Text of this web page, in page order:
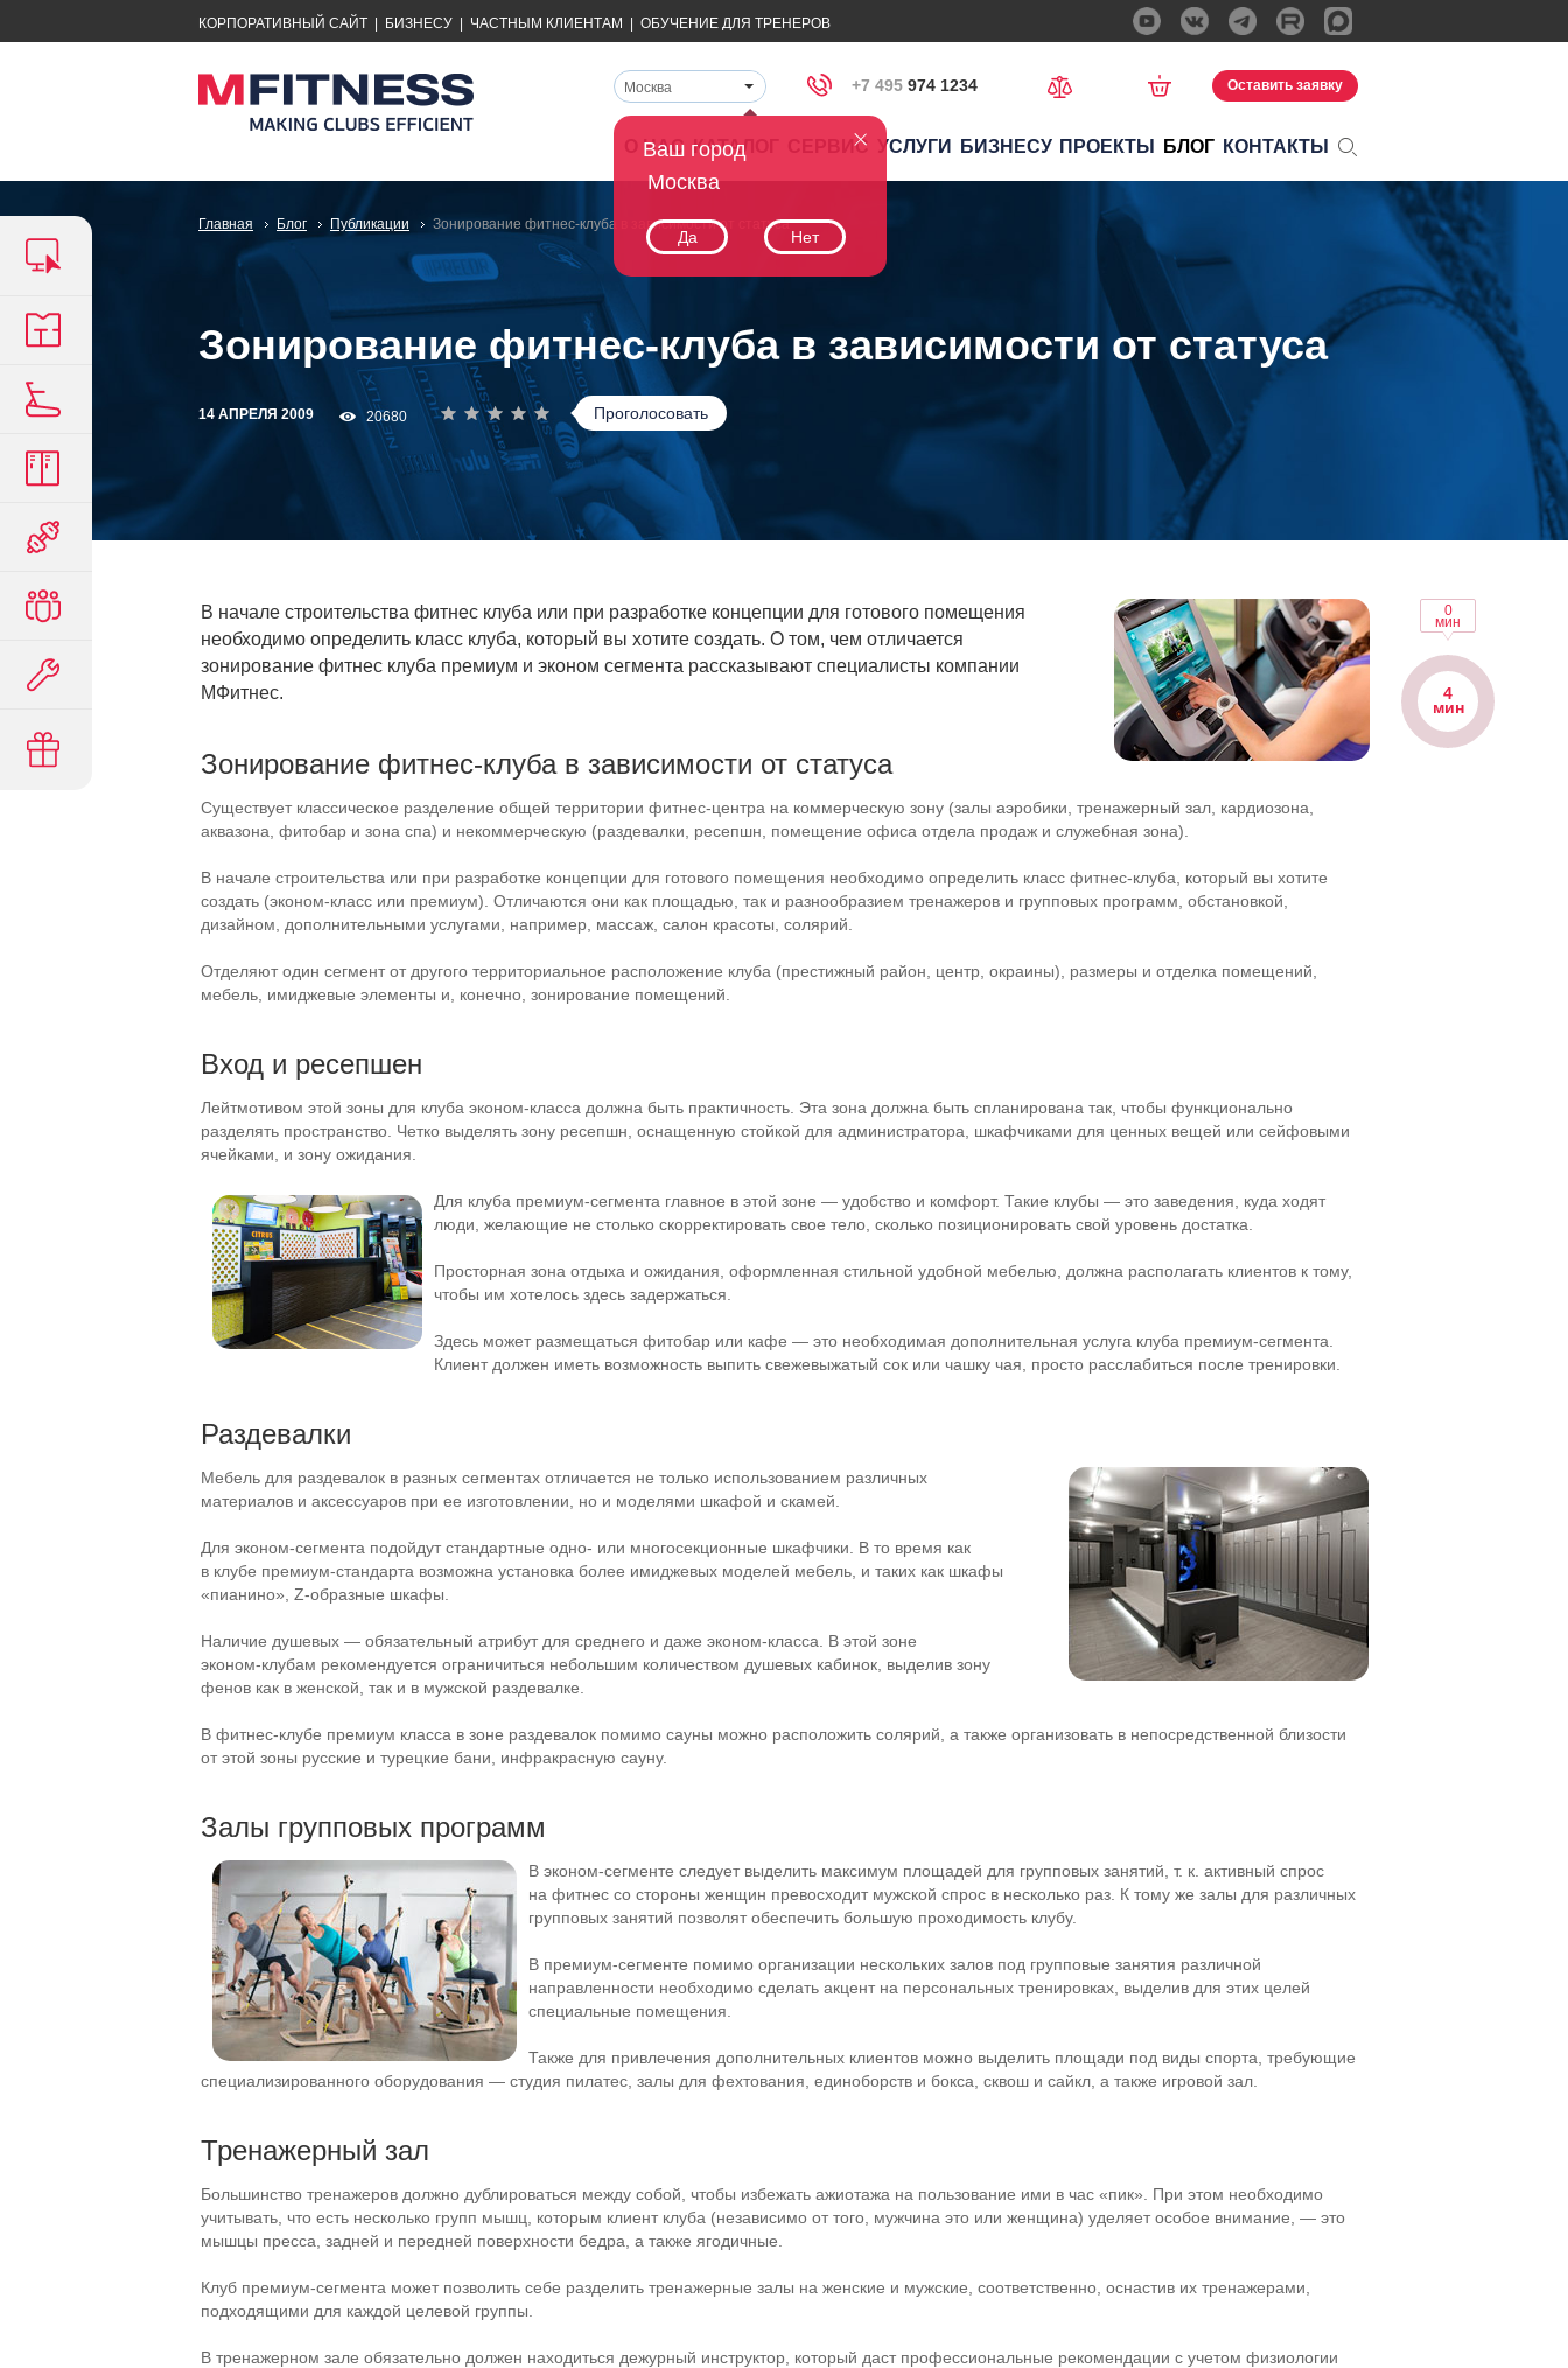
КОРПОРАТИВНЫЙ САЙТ БИЗНЕСУ ЧАСТНЫМ КЛИЕНТАМ ОБУЧЕНИЕ ДЛЯ ТРЕНЕРОВ
Ваш город
Москва
Да Нет
Москва +7 495 974 1234 Оставить заявку
О НАС КАТАЛОГ СЕРВИС УСЛУГИ БИЗНЕСУ ПРОЕКТЫ БЛОГ КОНТАКТЫ
Главная Блог Публикации Зонирование фитнес-клуба в зависимости от статуса
Зонирование фитнес-клуба в зависимости от статуса
14 АПРЕЛЯ 2009 20680 Проголосовать
0
мин
4
мин
В начале строительства фитнес клуба или при разработке концепции для готового помещения
необходимо определить класс клуба, который вы хотите создать. О том, чем отличается
зонирование фитнес клуба премиум и эконом сегмента рассказывают специалисты компании
МФитнес.
Зонирование фитнес-клубав зависимости от статуса
Существует классическое разделение общей территории фитнес-центра на коммерческую зону (залы аэробики, тренажерный зал, кардиозона,
аквазона, фитобар и зона спа) и некоммерческую (раздевалки, ресепшн, помещение офиса отдела продаж и служебная зона).
В начале строительства или при разработке концепции для готового помещения необходимо определить класс фитнес-клуба , который вы хотите
создать (эконом-класс или премиум). Отличаются они как площадью, так и разнообразием тренажеров и групповых программ, обстановкой,
дизайном, дополнительными услугами, например, массаж, салон красоты, солярий.
Отделяют один сегмент от другого территориальное расположение клуба (престижный район, центр, окраины), размеры и отделка помещений,
мебель, имиджевые элементы и, конечно, зонирование помещений.
Вход и ресепшен
Лейтмотивом этой зоны для клуба эконом-класса должна быть практичность. Эта зона должна быть спланирована так, чтобы функционально
разделять пространство. Четко выделять зону ресепшн, оснащенную стойкой для администратора, шкафчиками для ценных вещей или сейфовыми
ячейками, и зону ожидания.
Для клуба премиум-сегмента главное в этой зоне — удобство и комфорт. Такие клубы — это заведения, куда ходят
люди, желающие не столько скорректировать свое тело, сколько позиционировать свой уровень достатка.
Просторная зона отдыха и ожидания, оформленная стильной удобной мебелью, должна располагать клиентов к тому,
чтобы им хотелось здесь задержаться.
Здесь может размещаться фитобар или кафе — это необходимая дополнительная услуга клуба премиум-сегмента
Клиент должен иметь возможность выпить свежевыжатый сок или чашку чая, просто расслабиться после тренировки.
Раздевалки
Мебель для раздевалок в разных сегментах отличается не только использованием различных
материалов и аксессуаров при ее изготовлении, но и моделями шкафой и скамей.
Для эконом-сегмента подойдут стандартные одно- или многосекционные шкафчики. В то время как
в клубе премиум-стандарта возможна установка более имиджевых моделей мебель, и таких как шкафы
«пианино», Z-образные шкафы.
Наличие душевых — обязательный атрибут для среднего и даже эконом-класса . В этой зоне
эконом-клубам рекомендуется ограничиться небольшим количеством душевых кабинок, выделив зону
фенов как в женской, так и в мужской раздевалке.
В фитнес-клубе премиум класса в зоне раздевалок помимо сауны можно расположить солярий, а также организовать в непосредственной близости
от этой зоны русские и турецкие бани, инфракрасную сауну.
Залы групповых программ
В эконом-сегменте следует выделить максимум площадей для групповых занятий, т. к. активный спрос
на фитнес со стороны женщин превосходит мужской спрос в несколько раз. К тому же залы для различных
групповых занятий позволят обеспечить большую проходимость клубу.
В премиум-сегменте помимо организации нескольких залов под групповые занятия различной
направленности необходимо сделать акцент на персональных тренировках, выделив для этих целей
специальные помещения.
Также для привлечения дополнительных клиентов можно выделить площади под виды спорта, требующие
специализированного оборудования — студия пилатес, залы для фехтования, единоборств и бокса, сквош и сайкл, а также игровой зал.
Тренажерный зал
Большинство тренажеров должно дублироваться между собой, чтобы избежать ажиотажа на пользование ими в час «пик». При этом необходимо
учитывать, что есть несколько групп мышц, которым клиент клуба (независимо от того, мужчина это или женщина) уделяет особое внимание, — это
мышцы пресса, задней и передней поверхности бедра, а также ягодичные.
Клуб премиум-сегмента может позволить себе разделить тренажерные залы на женские и мужские, соответственно, оснастив их тренажерами,
подходящими для каждой целевой группы.
В тренажерном зале обязательно должен находиться дежурный инструктор, который даст профессиональные рекомендации с учетом физиологии